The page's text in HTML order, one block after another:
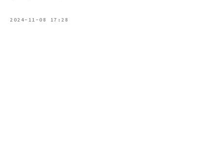
2024-11-08 17:28Из-за большого количества